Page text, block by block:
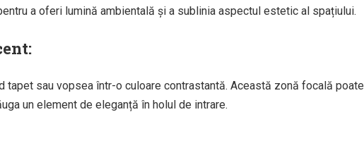
a oferi lumină ambientală și a sublinia aspectul estetic al spațiului.
tapet sau vopsea într-o culoare contrastantă. Această zonă focală poate
un element de eleganță în holul de intrare.